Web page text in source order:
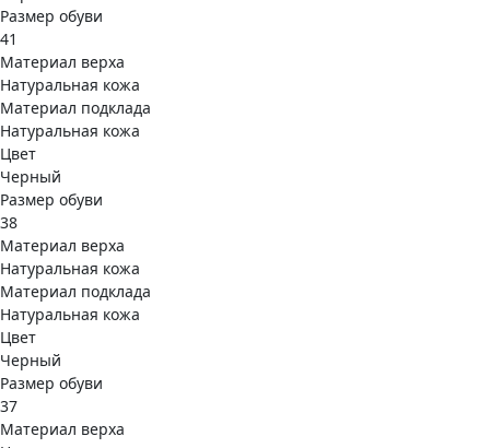
Размер обуви
41
Материал верха
Натуральная кожа
Материал подклада
Натуральная кожа
Цвет
Черный
Размер обуви
38
Материал верха
Натуральная кожа
Материал подклада
Натуральная кожа
Цвет
Черный
Размер обуви
37
Материал верха